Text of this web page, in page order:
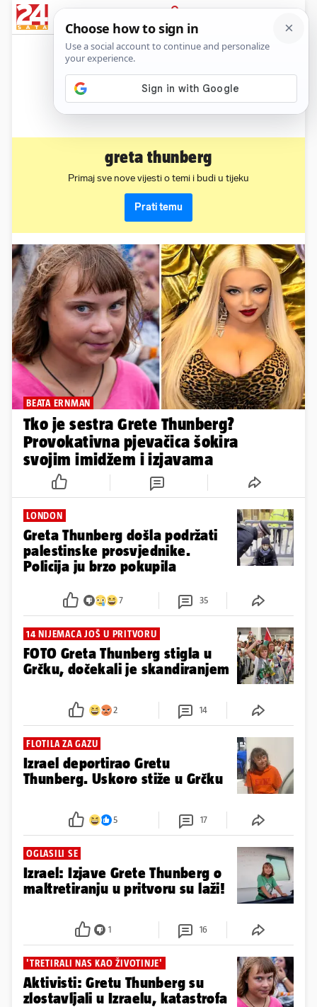
PRIJAVA
News
greta thunberg
Primaj sve nove vijesti o temi i budi u tijeku
Prati temu
BEATA ERNMAN
Tko je sestra Grete Thunberg?
Provokativna pjevačica šokira
svojim imidžem i izjavama
LONDON
Greta Thunberg došla podržati
palestinske prosvjednike.
Policija ju brzo pokupila
7 35
14 NIJEMACA JOŠ U PRITVORU
FOTO Greta Thunberg stigla u
Grčku, dočekali je skandiranjem
2 14
FLOTILA ZA GAZU
Izrael deportirao Gretu
Thunberg. Uskoro stiže u Grčku
5 17
OGLASILI SE
Izrael: Izjave Grete Thunberg o
maltretiranju u pritvoru su laži!
1 16
'TRETIRALI NAS KAO ŽIVOTINJE'
Aktivisti: Gretu Thunberg su
zlostavljali u Izraelu, katastrofa